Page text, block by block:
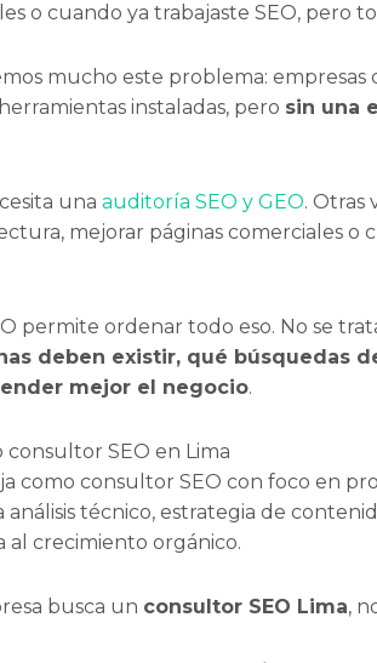
o cuando ya trabajaste SEO, pero
mucho este problema:
instaladas, pero sin una
una auditoría SEO y GEO. Otras
mejorar páginas comerciales
permite ordenar todo eso. No se
deben existir, qué búsquedas
mejor el negocio.
consultor SEO en Lima
como consultor SEO con foco en
técnico, estrategia de
al crecimiento orgánico.
busca un consultor SEO Lima,